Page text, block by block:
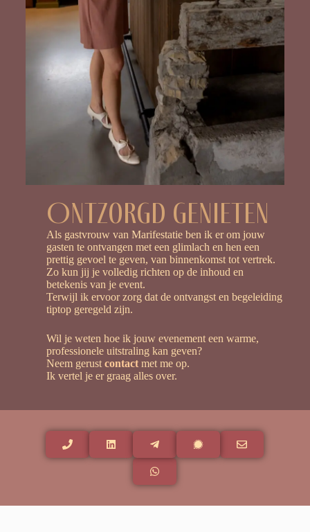
Ontzorgd genieten
Als gastvrouw van Marifestatieben ik er om jouw
gasten te ontvangen met een glimlach en hen een
prettig gevoel te geven, van binnenkomst tot vertrek.
Zo kun jij je volledig richten op de inhoud en
betekenis van je event.
Terwijl ik ervoor zorg dat de ontvangst en begeleiding
tiptop geregeld zijn.
Wil je weten hoe ik jouw evenement een warme,
professionele uitstraling kan geven?
Neem gerust contactmet me op.
Ik vertel je er graag alles over.